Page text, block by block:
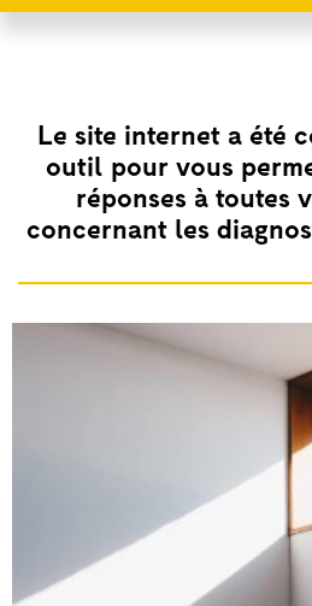
Le site internet a été
outil pour vous
réponses à toutes
concernant les